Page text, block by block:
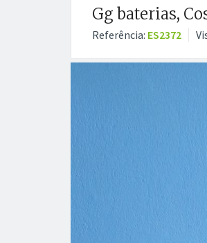
Gg baterias,
Referência: ES2372